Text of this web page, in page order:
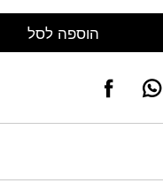
הוספה לסל